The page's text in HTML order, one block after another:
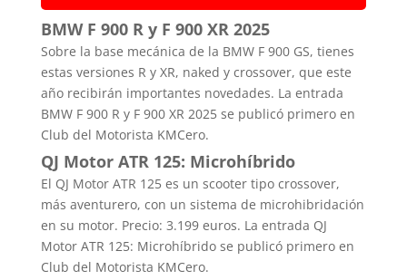
BMW F 900 R y F 900 XR 2025
Sobre la base mecánica de la BMW F 900 GS, tienes
estas versiones R y XR, naked y crossover, que este
año recibirán importantes novedades. La entrada
BMW F 900 R y F 900 XR 2025 se publicó primero en
Club del Motorista KMCero.
QJ Motor ATR 125: Microhíbrido
El QJ Motor ATR 125 es un scooter tipo crossover,
más aventurero, con un sistema de microhibridación
en su motor. Precio: 3.199 euros. La entrada QJ
Motor ATR 125: Microhíbrido se publicó primero en
Club del Motorista KMCero.